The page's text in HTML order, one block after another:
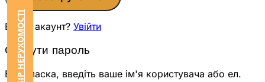
Вже є акаунт? Увійти
Скинути пароль
Будь ласка, введіть ваше ім'я користувача або ел.